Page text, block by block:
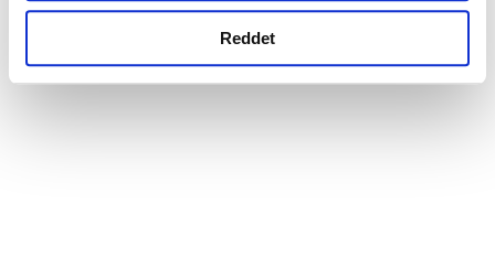
gerçekleştirilen veri işleme faaliyetleri ile ilgili daha
detaylı bilgi almak için lütfentıklayınız.
Reddet